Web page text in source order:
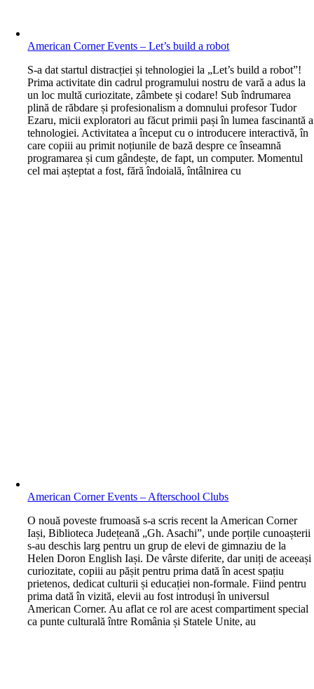
American Corner Events – Let’s build a robot
S-a dat startul distracției și tehnologiei la „Let’s build a robot”!
Prima activitate din cadrul programului nostru de vară a adus la
un loc multă curiozitate, zâmbete și codare! Sub îndrumarea
plină de răbdare și profesionalism a domnului profesor Tudor
Ezaru, micii exploratori au făcut primii pași în lumea fascinantă a
tehnologiei. Activitatea a început cu o introducere interactivă, în
care copiii au primit noțiunile de bază despre ce înseamnă
programarea și cum gândește, de fapt, un computer. Momentul
cel mai așteptat a fost, fără îndoială, întâlnirea cu
American Corner Events – Afterschool Clubs
O nouă poveste frumoasă s-a scris recent la American Corner
Iași, Biblioteca Județeană „Gh. Asachi”, unde porțile cunoașterii
s-au deschis larg pentru un grup de elevi de gimnaziu de la
Helen Doron English Iași. De vârste diferite, dar uniți de aceeași
curiozitate, copiii au pășit pentru prima dată în acest spațiu
prietenos, dedicat culturii și educației non-formale. Fiind pentru
prima dată în vizită, elevii au fost introduși în universul
American Corner. Au aflat ce rol are acest compartiment special
ca punte culturală între România și Statele Unite, au